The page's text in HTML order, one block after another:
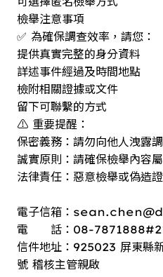
檢舉注意事項
✅ 為確保調查效率，請您：
提供真實完整的身分資料
詳述事件經過及時間地點
檢附相關證據或文件
留下可聯繫的方式
⚠️ 重要提醒：
保密義務：請勿向他人洩露
誠實原則：請確保檢舉內容
法律責任：惡意檢舉或偽造
電子信箱：
電 話：08-
信件地址：925023 屏東縣
號 稽核主管親啟